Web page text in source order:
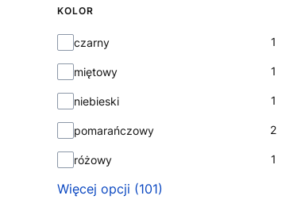
KOLOR
Kolorczarny 1
miętowy 1
niebieski 1
pomarańczowy 2
różowy 1
Więcej opcji (101)